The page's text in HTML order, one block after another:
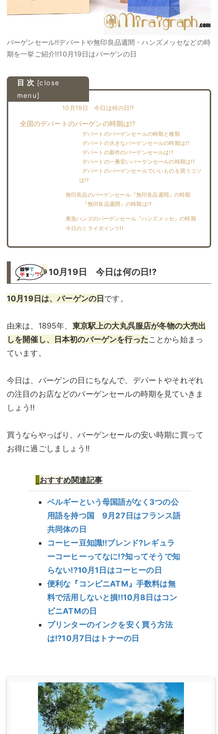
バーゲンセール!!デパートや無印良品週間・ハンズメッセなどの時
期を一挙ご紹介!!10月19日はバーゲンの日
目 次 [close
menu]
10月19日 今日は何の日!?
全国のデパートのバーゲンの時期は!?︎
デパートのバーゲンセールの時期と種類
デパートの大きなバーゲンセールの時期は!?
デパートの新作のバーゲンセールは!?
デパートの一番安いバーゲンセールの時期は!?
デパートのバーゲンセールでいいものを買うコツ
は!?
無印良品のバーゲンセール『無印良品週間』の時期
『無印良品週間』の時期は!?
東急ハンズのバーゲンセール『ハンズメッセ』の時期
今日のミライポインツ!!︎
10月19日 今日は何の日!?
10月19日は、バーゲンの日です。
由来は、1895年、 東京駅上の大丸呉服店が冬物の大売出
しを開催し、日本初のバーゲンを行ったことから始まっ
ています。
今日は、バーゲンの日にちなんで、デパートやそれぞれ
の注目のお店などのバーゲンセールの時期を見ていきま
しょう!!
買うならやっぱり、バーゲンセールの安い時期に買って
お得に過ごしましょう!!
おすすめ関連記事
ベルギーという母国語がなく3つの公
用語を持つ国 9月27日はフランス語
共同体の日
コーヒー豆知識!!ブレンド?レギュラ
ーコーヒーってなに!?知ってそうで知
らない!?10月1日はコーヒーの日
便利な『コンビニATM』手数料は無
料で活用しないと損!!10月8日はコン
ビニATMの日
プリンターのインクを安く買う方法
は!?10月7日はトナーの日